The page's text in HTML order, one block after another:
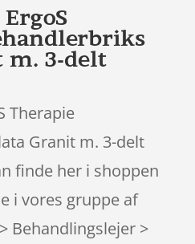
m. 3-delt
Therapie
Granit m. 3-delt
finde her i shoppen
i vores gruppe af
Behandlingslejer >